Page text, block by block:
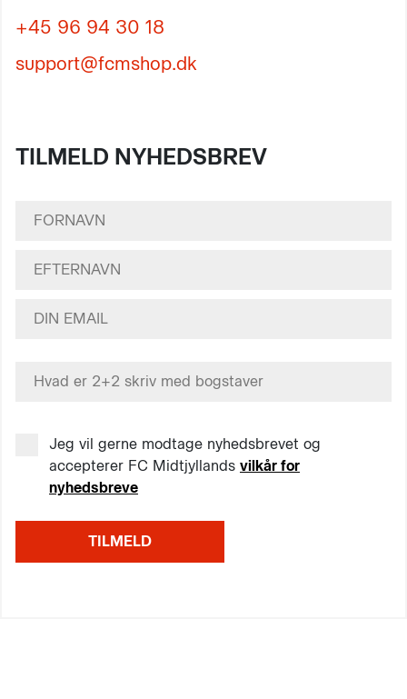
+45 96 94 30 18
support@fcmshop.dk
TILMELD NYHEDSBREV
Jeg vil gerne modtage nyhedsbrevet og
accepterer FC Midtjyllands vilkår for
nyhedsbreve